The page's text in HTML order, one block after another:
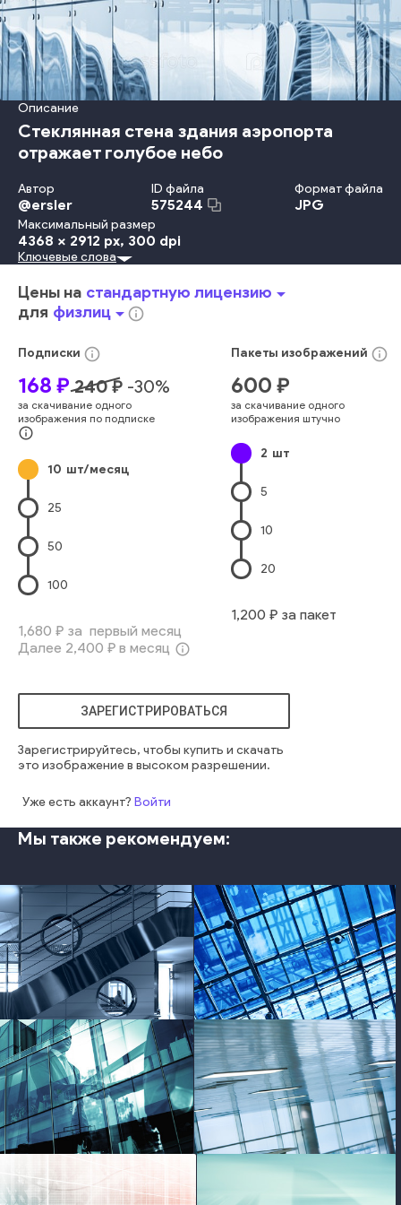
Описание
Стеклянная стена здания аэропорта
отражает голубое небо
Автор
@ersler
ID файла
575244
Формат файла
JPG
Максимальный размер
4368 x 2912 px, 300 dpi
На Открытом Воздухе
Фоновые Изображения Фасад Небоскрёб
Городское Место Действия
Структура Здания
Офисное Здание
Строительная Отрасль
стена
архитектура отражение стеклянный
голубой небо светлый внешний аэропорт
стекло
Ключевые слова
Цены на стандартную лицензиюarrow_drop_down
для физлицarrow_drop_downinfo_outline
Подписки info_outline
168 ₽ 240₽ -30%
за скачивание одного
изображения по подписке
info_outline
10 шт/месяц
25
50
100
1,680 ₽ за первый месяц
Далее 2,400 ₽ в месяц info_outline
Пакеты изображений info_outline
600 ₽
за скачивание одного
изображения штучно
2 шт
5
10
20
1,200 ₽ за пакет
ЗАРЕГИСТРИРОВАТЬСЯ
Зарегистрируйтесь, чтобы купить и скачать
это изображение в высоком разрешении.
Уже есть аккаунт? Войти
Мы также рекомендуем:
photo photo
photo photo